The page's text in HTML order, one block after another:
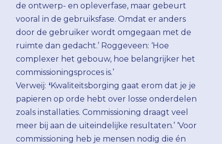
de ontwerp- en opleverfase, maar gebeurt
vooral in de gebruiksfase. Omdat er anders
door de gebruiker wordt omgegaan met de
ruimte dan gedacht.’ Roggeveen: ‘Hoe
complexer het gebouw, hoe belangrijker het
commissioningsproces is.’
Verweij: ‘Kwaliteitsborging gaat erom dat je je
papieren op orde hebt over losse onderdelen
zoals installaties. Commissioning draagt veel
meer bij aan de uiteindelijke resultaten.’ ‘Voor
commissioning heb je mensen nodig die én